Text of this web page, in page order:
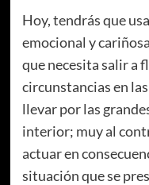
Hoy, tendrás que
emocional y
que necesita salir a
circunstancias en
llevar por las
interior; muy al
actuar en
situación que se